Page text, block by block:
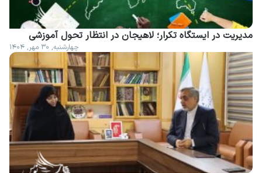
مدیریت در ایستگاه تکرار؛ لاهیجان در انتظار تحول آموزشی
چهارشنبه, ۳۰ مهر, ۱۴۰۴